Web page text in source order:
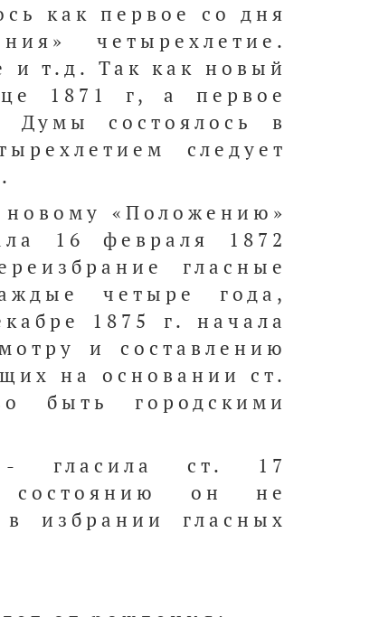
как первое со дня
четырехлетие.
и т.д. Так как новый
1871 г, а первое
Думы состоялось в
следует
«Положению»
16 февраля 1872
гласные
четыре года,
1875 г. начала
и составлению
на основании ст.
быть городскими
- гласила ст. 17
он не
избрании гласных